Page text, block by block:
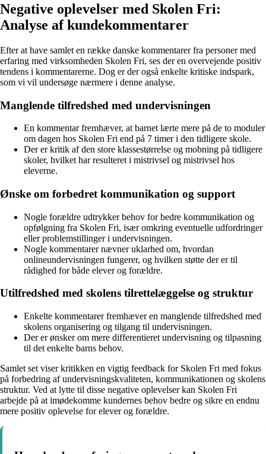
Negative oplevelser med Skolen Fri:
Analyse af kundekommentarer
Efter at have samlet en række danske kommentarer fra personer med
erfaring med virksomheden Skolen Fri, ses der en overvejende positiv
tendens i kommentarerne. Dog er der også enkelte kritiske indspark,
som vi vil undersøge nærmere i denne analyse.
Manglende tilfredshed med undervisningen
En kommentar fremhæver, at barnet lærte mere på de to moduler
om dagen hos Skolen Fri end på 7 timer i den tidligere skole.
Der er kritik af den store klassestørrelse og mobning på tidligere
skoler, hvilket har resulteret i mistrivsel og mistrivsel hos
eleverne.
Ønske om forbedret kommunikation og support
Nogle forældre udtrykker behov for bedre kommunikation og
opfølgning fra Skolen Fri, især omkring eventuelle udfordringer
eller problemstillinger i undervisningen.
Nogle kommentarer nævner uklarhed om, hvordan
onlineundervisningen fungerer, og hvilken støtte der er til
rådighed for både elever og forældre.
Utilfredshed med skolens tilrettelæggelse og struktur
Enkelte kommentarer fremhæver en manglende tilfredshed med
skolens organisering og tilgang til undervisningen.
Der er ønsker om mere differentieret undervisning og tilpasning
til det enkelte barns behov.
Samlet set viser kritikken en vigtig feedback for Skolen Fri med fokus
på forbedring af undervisningskvaliteten, kommunikationen og skolens
struktur. Ved at lytte til disse negative oplevelser kan Skolen Fri
arbejde på at imødekomme kundernes behov bedre og sikre en endnu
mere positiv oplevelse for elever og forældre.